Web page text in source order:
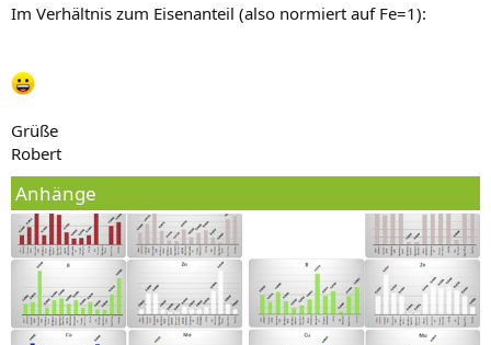
Im Verhältnis zum Eisenanteil (also normiert auf Fe=1):
Grüße
Robert
Anhänge